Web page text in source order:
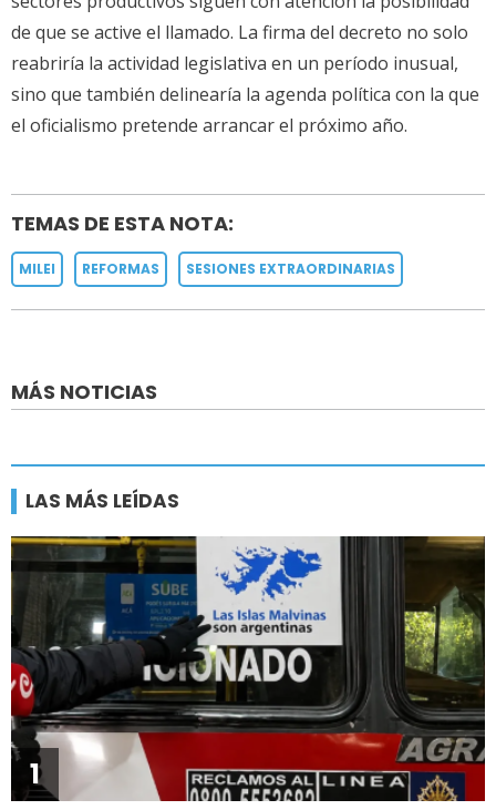
de que se active el llamado. La firma del decreto no solo
reabriría la actividad legislativa en un período inusual,
sino que también delinearía la agenda política con la que
el oficialismo pretende arrancar el próximo año.
TEMAS DE ESTA NOTA:
MILEI REFORMAS SESIONES EXTRAORDINARIAS
MÁS NOTICIAS
LAS MÁS LEÍDAS
1